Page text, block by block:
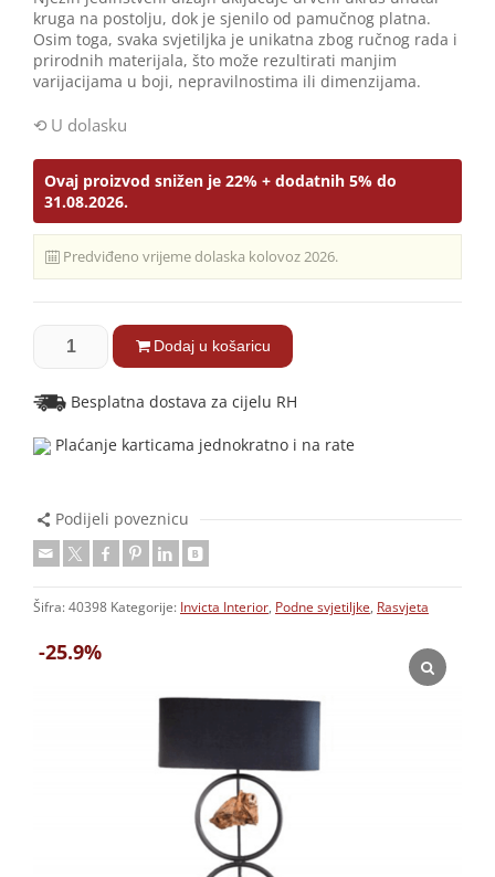
-25.9%
kruga na postolju, dok je sjenilo od pamučnog platna.
Osim toga, svaka svjetiljka je unikatna zbog ručnog rada i
prirodnih materijala, što može rezultirati manjim
varijacijama u boji, nepravilnostima ili dimenzijama.
U dolasku
Ovaj proizvod snižen je 22% + dodatnih 5% do
31.08.2026.
Predviđeno vrijeme dolaska kolovoz 2026.
Dodaj u košaricu
Besplatna dostava za cijelu RH
Plaćanje karticama jednokratno i na rate
Podijeli poveznicu
Šifra: 40398 Kategorije: Invicta Interior, Podne svjetiljke, Rasvjeta